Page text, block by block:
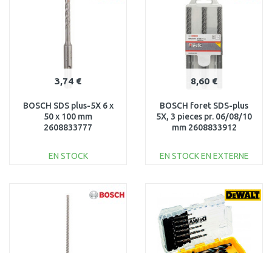
Au comparatif Au comparatif
3,74 €
BOSCH SDS plus-5X 6 x
50 x 100 mm
2608833777
EN STOCK
Au comparatif
8,60 €
BOSCH foret SDS-plus
5X, 3 pieces pr. 06/08/10
mm 2608833912
EN STOCK EN EXTERNE
Au comparatif